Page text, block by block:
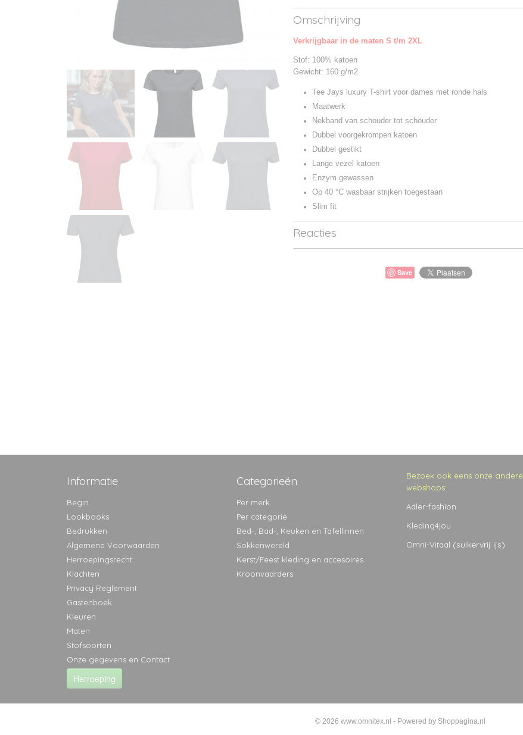
Productcode
Productcode leverancier
Omschrijving
Verkrijgbaar in de maten S t/m 2XL
Stof: 100% katoen
Gewicht: 160 g/m2
Tee Jays luxury T-shirt voor dames met ronde hals
Maatwerk
Nekband van schouder tot schouder
Dubbel voorgekrompen katoen
Dubbel gestikt
Lange vezel katoen
Enzym gewassen
Op 40 °C wasbaar strijken toegestaan
Slim fit
Reacties
Save
Informatie
Begin
Lookbooks
Bedrukken
Algemene Voorwaarden
Herroepingsrecht
Klachten
Privacy Reglement
Gastenboek
Kleuren
Maten
Stofsoorten
Onze gegevens en Contact
Herroeping
Categorieën
Per merk
Per categorie
Bed-, Bad-, Keuken en Tafellinnen
Sokkenwereld
Kerst/Feest kleding en accesoires
Kroonvaarders
Bezoek ook eens onze andere
webshops:
Adler-fashion
Kleding4jou
Omni-Vitaal (suikervrij ijs)
© 2026 www.omnitex.nl - Powered by Shoppagina.nl